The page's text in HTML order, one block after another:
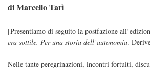
di Marcello Tarì
[Presentiamo di seguito la postfazione
era sottile. Per una storia dell’autonomia.
Nelle tante peregrinazioni, incontri fortuiti,